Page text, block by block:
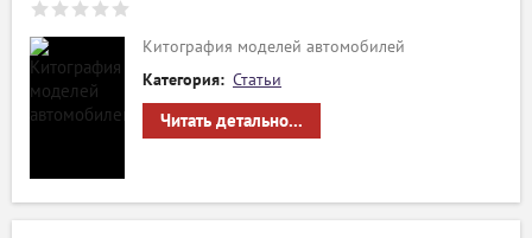
Китография моделей автомобилей
Категория: Статьи
Читать детально...